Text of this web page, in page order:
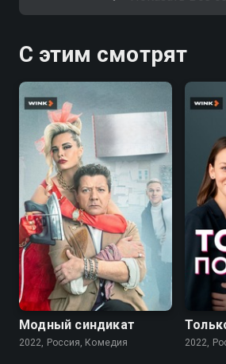
С этим смотрят
7.6
Модный синдикат
2022, Россия, Комедия 2022,